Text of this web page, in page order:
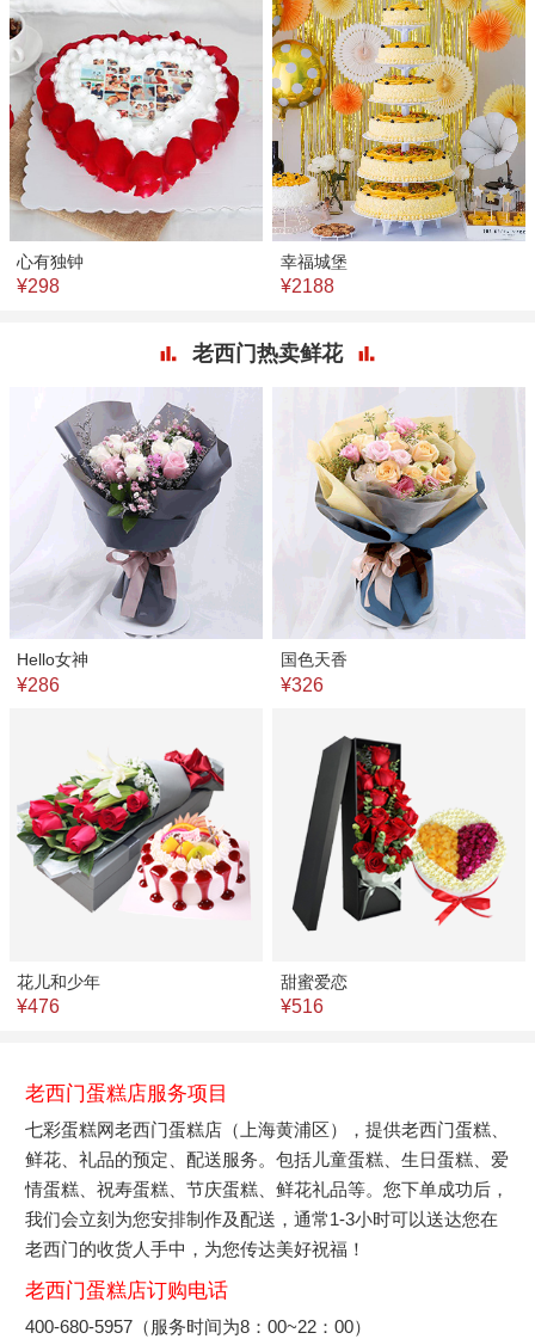
心有独钟
¥298
幸福城堡
¥2188
老西门热卖鲜花
Hello女神
¥286
国色天香
¥326
花儿和少年
¥476
甜蜜爱恋
¥516
老西门蛋糕店服务项目
七彩蛋糕网老西门蛋糕店（上海黄浦区），提供老西门蛋糕、
鲜花、礼品的预定、配送服务。包括儿童蛋糕、生日蛋糕、爱
情蛋糕、祝寿蛋糕、节庆蛋糕、鲜花礼品等。您下单成功后，
我们会立刻为您安排制作及配送，通常1-3小时可以送达您在
老西门的收货人手中，为您传达美好祝福！
老西门蛋糕店订购电话
400-680-5957（服务时间为8：00~22：00）